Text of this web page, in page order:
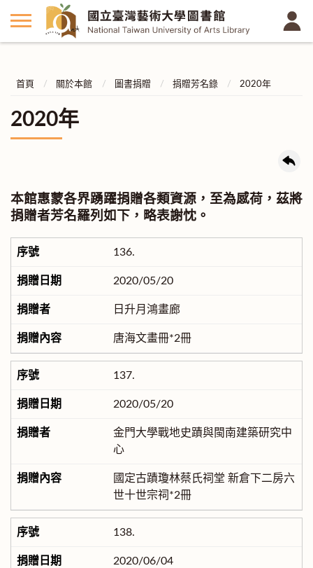
首頁 關於本館 圖書捐贈 捐贈芳名錄 2020年
2020年
本館惠蒙各界踴躍捐贈各類資源，至為感荷，茲將
捐贈者芳名羅列如下，略表謝忱。
136.
2020/05/20
日升月鴻畫廊
唐海文畫冊*2冊
137.
2020/05/20
金門大學戰地史蹟與閩南建築研究中
心
國定古蹟瓊林蔡氏祠堂 新倉下二房六
世十世宗祠*2冊
138.
2020/06/04